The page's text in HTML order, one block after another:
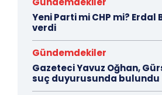
Yeni Parti mi CHP mi? Erdal
verdi
Gündemdekiler
Gazeteci Yavuz Oğhan,
suç duyurusunda bulundu